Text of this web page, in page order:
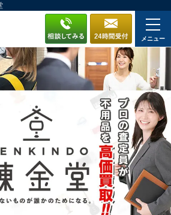
メニュー